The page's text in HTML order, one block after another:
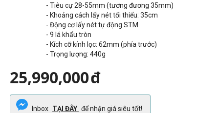
- Tiêu cự 28-55mm (tương đương 35mm)
- Khoảng cách lấy nét tối thiểu: 35cm
- Động cơ lấy nét tự động STM
- 9 lá khẩu tròn
- Kích cỡ kính lọc: 62mm (phía trước)
- Trọng lượng: 440g
25,990,000đ
Inbox TẠI ĐÂY để nhận giá siêu tốt!